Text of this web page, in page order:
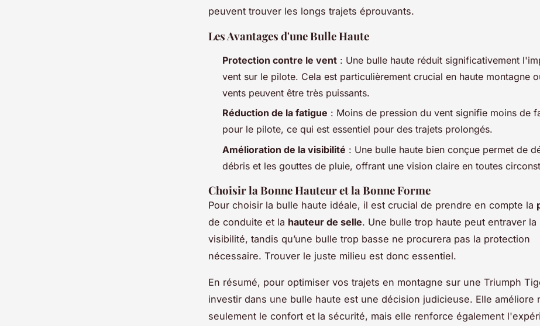
peuvent trouver les longs trajets éprouvants.
Les Avantages d'une Bulle Haute
Protection contre le vent : Une bulle haute réduit significativement
vent sur le pilote. Cela est particulièrement crucial en haute montagne
vents peuvent être très puissants.
Réduction de la fatigue : Moins de pression du vent signifie moins de
pour le pilote, ce qui est essentiel pour des trajets prolongés.
Amélioration de la visibilité : Une bulle haute bien conçue permet de
débris et les gouttes de pluie, offrant une vision claire en toutes
Choisir la Bonne Hauteur et la Bonne Forme
Pour choisir la bulle haute idéale, il est crucial de prendre en compte la
de conduite et la hauteur de selle. Une bulle trop haute peut entraver la
visibilité, tandis qu’une bulle trop basse ne procurera pas la protection
nécessaire. Trouver le juste milieu est donc essentiel.
En résumé, pour optimiser vos trajets en montagne sur une Triumph
investir dans une bulle haute est une décision judicieuse. Elle améliore
seulement le confort et la sécurité, mais elle renforce également